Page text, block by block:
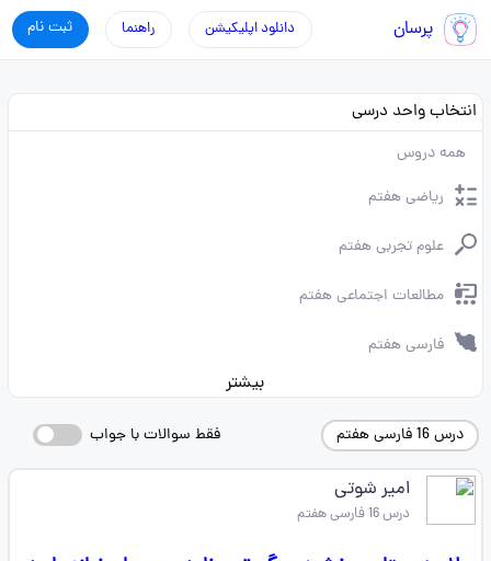
پرسان ثبت نام راهنما دانلود اپلیکیشن
انتخاب واحد درسی
همه دروس
ریاضی هفتم
علوم تجربی هفتم
مطالعات اجتماعی هفتم
فارسی هفتم
بیشتر
درس 16 فارسی هفتم فقط سوالات با جواب
امیر شوتی
درس 16 فارسی هفتم